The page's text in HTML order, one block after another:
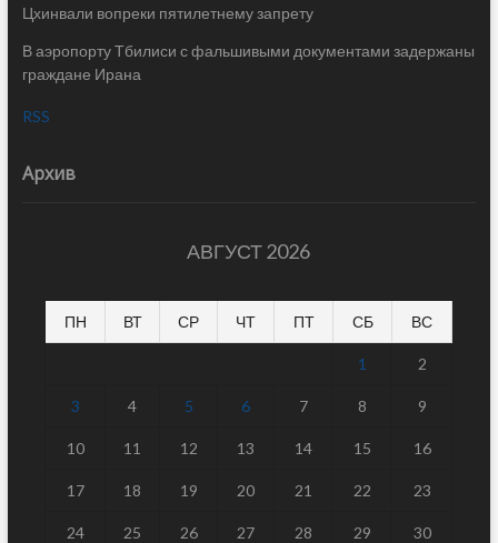
Цхинвали вопреки пятилетнему запрету
В аэропорту Тбилиси с фальшивыми документами задержаны
граждане Ирана
RSS
Архив
АВГУСТ 2026
ПН ВТ СР ЧТ ПТ СБ ВС
1 2
3 4 5 6 7 8 9
10 11 12 13 14 15 16
17 18 19 20 21 22 23
24 25 26 27 28 29 30